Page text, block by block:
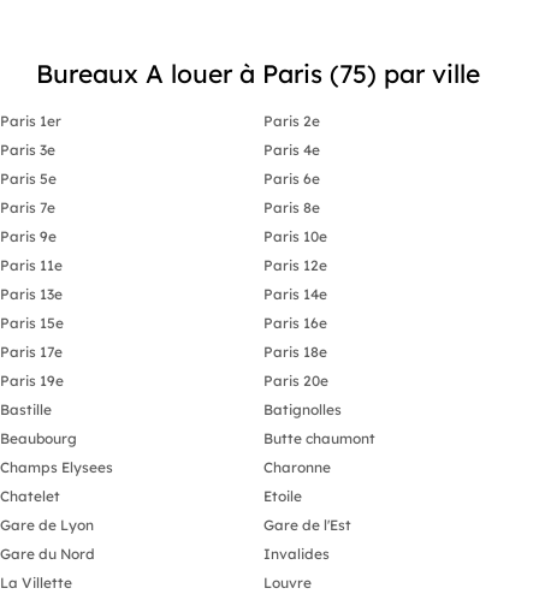
Bureaux A louer à Paris (75) par ville
Paris 1er
Paris 2e
Paris 3e
Paris 4e
Paris 5e
Paris 6e
Paris 7e
Paris 8e
Paris 9e
Paris 10e
Paris 11e
Paris 12e
Paris 13e
Paris 14e
Paris 15e
Paris 16e
Paris 17e
Paris 18e
Paris 19e
Paris 20e
Bastille
Batignolles
Beaubourg
Butte chaumont
Champs Elysees
Charonne
Chatelet
Etoile
Gare de Lyon
Gare de l'Est
Gare du Nord
Invalides
La Villette
Louvre